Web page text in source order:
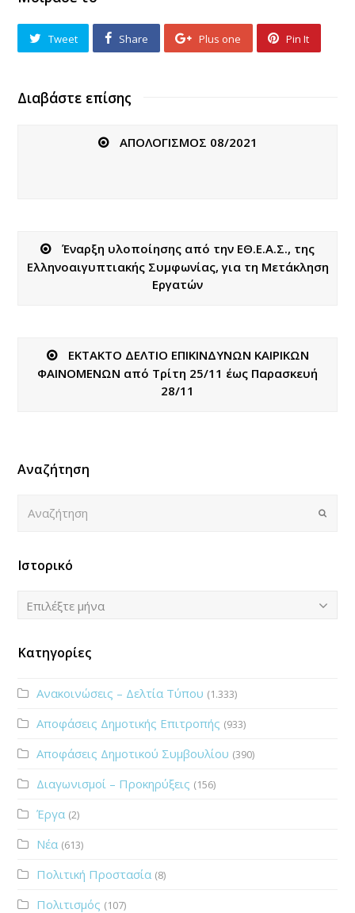
Tweet Share Plus one Pin It
Διαβάστε επίσης
ΑΠΟΛΟΓΙΣΜΟΣ 08/2021
Έναρξη υλοποίησης από την ΕΘ.Ε.Α.Σ., της
Ελληνοαιγυπτιακής Συμφωνίας, για τη Μετάκληση
Εργατών
ΕΚΤΑΚΤΟ ΔΕΛΤΙΟ ΕΠΙΚΙΝΔΥΝΩΝ ΚΑΙΡΙΚΩΝ
ΦΑΙΝΟΜΕΝΩΝ από Τρίτη 25/11 έως Παρασκευή
28/11
Αναζήτηση
Submit
Ιστορικό
Ιστορικό
Επιλέξτε μήνα
Κατηγορίες
Ανακοινώσεις – Δελτία Τύπου (1.333)
Αποφάσεις Δημοτικής Επιτροπής (933)
Αποφάσεις Δημοτικού Συμβουλίου (390)
Διαγωνισμοί – Προκηρύξεις (156)
Έργα (2)
Νέα (613)
Πολιτική Προστασία (8)
Πολιτισμός (107)